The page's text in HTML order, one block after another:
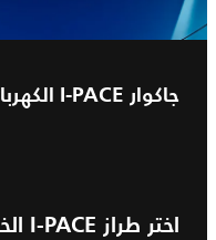
جاكوار I‑PACE الكهربائية بالكامل الطرازات
اختر طراز I-PACE الخاص بك